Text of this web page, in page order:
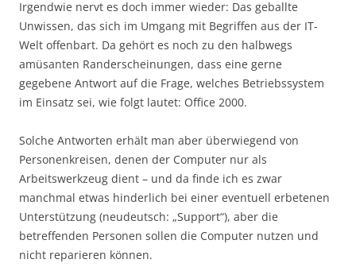
Irgendwie nervt es doch immer wieder: Das geballte
Unwissen, das sich im Umgang mit Begriffen aus der IT-
Welt offenbart. Da gehört es noch zu den halbwegs
amüsanten Randerscheinungen, dass eine gerne
gegebene Antwort auf die Frage, welches Betriebssystem
im Einsatz sei, wie folgt lautet: Office 2000.
Solche Antworten erhält man aber überwiegend von
Personenkreisen, denen der Computer nur als
Arbeitswerkzeug dient – und da finde ich es zwar
manchmal etwas hinderlich bei einer eventuell erbetenen
Unterstützung (neudeutsch: „Support“), aber die
betreffenden Personen sollen die Computer nutzen und
nicht reparieren können.